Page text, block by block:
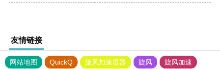
友情链接
网站地图 QuickQ 旋风加速度器 旋风 旋风加速